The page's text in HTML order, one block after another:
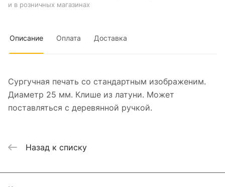
и в розничных магазинах
Описание Оплата Доставка
Сургучная печать со стандартным изображеним.
Диаметр 25 мм. Клише из латуни. Может
поставляться с деревянной ручкой.
Назад к списку